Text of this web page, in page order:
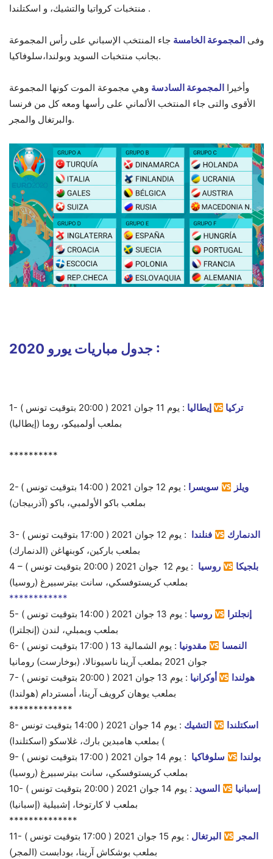
منتخبات كرواتيا والتشيك، و اسكتلندا .
وفى المجموعة الخامسة جاء المنتخب الإسباني على رأس المجموعة
بجانب منتخبات السويد وبولندا،سلوفاكيا.
وأخيرا المجموعة السادسة وهي مجموعة الموت كونها المجموعة
الأقوى والتى جاء المنتخب الألماني على رأسها ومعه كل من فرنسا
والبرتغال والمجر.
جدول مباريات يورو 2020 :
1- تركيا إيطاليا
: يوم 11 جوان 2021 ( 20:00 بتوقيت تونس )
بملعب أولمبيكو، روما (إيطاليا)
**********
2- ويلز سويسرا
: يوم 12 جوان 2021 ( 14:00 بتوقيت تونس )
بملعب باكو الأولمبي، باكو (آذربيجان)
3- الدنمارك فنلندا : يوم 12
جوان 2021 ( 17:00 بتوقيت تونس )
بملعب باركين، كوبنهاغن (الدنمارك)
4 –
بلجيكا روسيا : يوم 12
جوان 2021 ( 20:00 بتوقيت تونس )
بملعب كريستوفسكي، سانت بيترسبيرغ (روسيا)
************
5-
إنجلترا روسيا : يوم 14:00 بتوقيت تونس
)
بملعب ويمبلي، لندن (إنجلترا)
6-
النمسا مقدونيا : يوم
الشمالية 13 ( 17:00 بتوقيت تونس )
جوان 2021 بملعب آرينا ناسيونالا، (بوخارست) رومانيا
7-
هولندا أوكرانيا : يوم 13
جوان 2021 ( 20:00 بتوقيت تونس )
بملعب يوهان كرويف آرينا، أمستردام (هولندا)
*************
8-
اسكتلندا التشيك : يوم 14
جوان 2021 ( 14:00 بتوقيت تونس
) بملعب هامبدين بارك، غلاسكو (اسكتلندا)
9-
بولندا سلوفاكيا : يوم 14
جوان 2021 ( 17:00 بتوقيت تونس )
بملعب كريستوفسكي، سانت بيترسبيرغ (روسيا)
10-
إسبانيا السويد : يوم 14
جوان 2021 ( 20:00 بتوقيت تونس )
بملعب لا كارتوخا، إشبيلية (إسبانيا)
**************
11-
المجر البرتغال : يوم 15
جوان 2021 ( 17:00 بتوقيت تونس )
بملعب بوشكاش آرينا، بودابست (المجر)